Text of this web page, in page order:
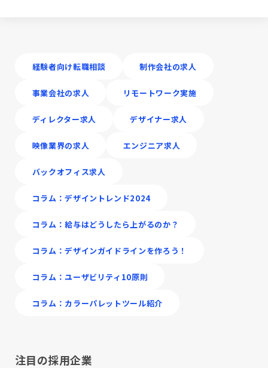
経験者向け転職相談 制作会社の求人
事業会社の求人 リモートワーク実施
ディレクター求人 デザイナー求人
映像業界の求人 エンジニア求人
バックオフィス求人
コラム：デザイントレンド2024
コラム：給与はどうしたら上がるのか？
コラム：デザインガイドラインを作ろう！
コラム：ユーザビリティ10原則
コラム：カラーパレットツール紹介
注目の採用企業